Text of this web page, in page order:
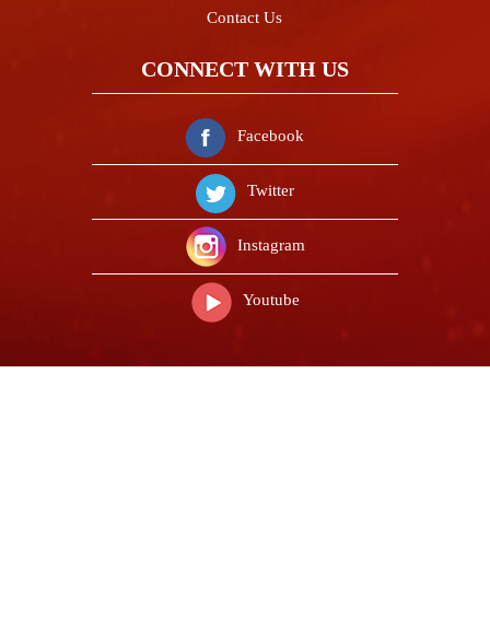
Contact Us
CONNECT WITH US
Facebook
Twitter
Instagram
Youtube